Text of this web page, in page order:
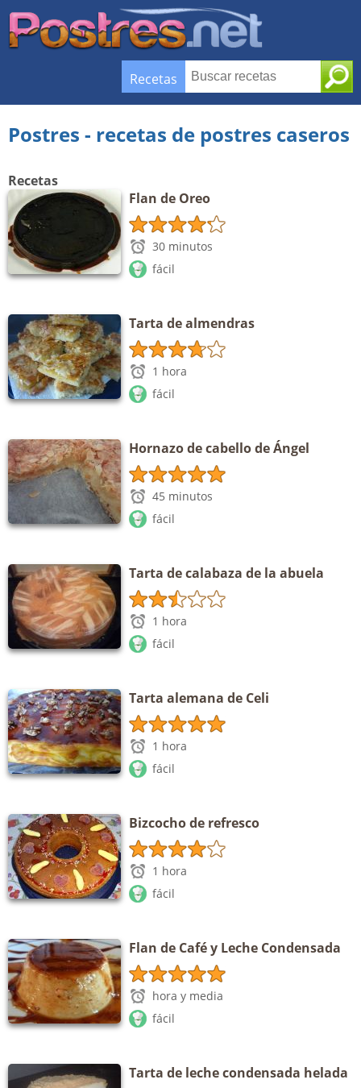
Recetas
Postres - recetas de postres caseros
Recetas
Flan de Oreo
30 minutos
fácil
Tarta de almendras
1 hora
fácil
Hornazo de cabello de Ángel
45 minutos
fácil
Tarta de calabaza de la abuela
1 hora
fácil
Tarta alemana de Celi
1 hora
fácil
Bizcocho de refresco
1 hora
fácil
Flan de Café y Leche Condensada
hora y media
fácil
Tarta de leche condensada helada